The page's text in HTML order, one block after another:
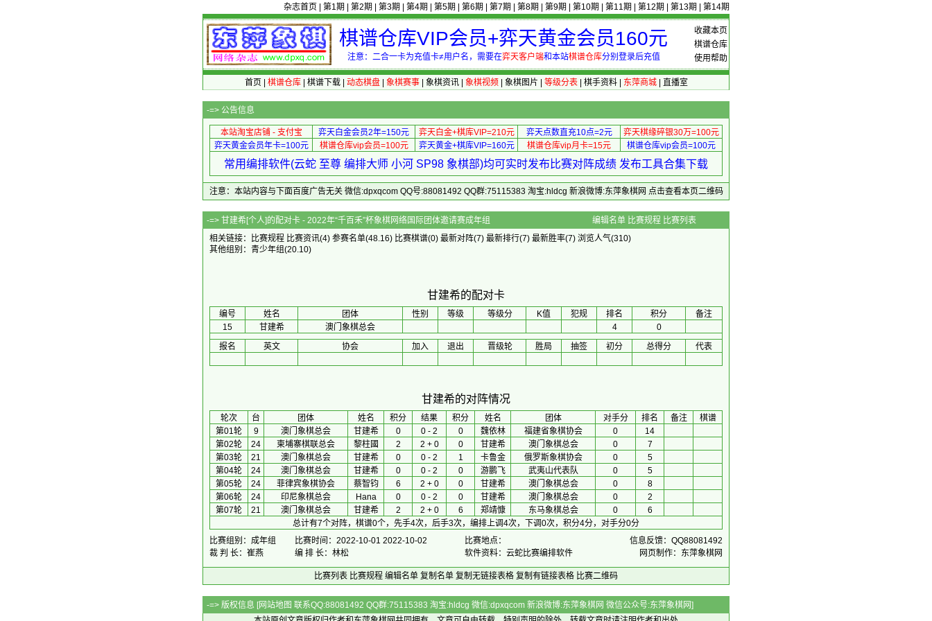
杂志首页 第1期 第2期 第3期 第4期 第5期 第6期 第7期 第8期 第9期 第10期 第11期 第12期 第13期 第14期
收藏本页
棋谱仓库
使用帮助
棋谱仓库VIP会员+弈天黄金会员160元
注意：二合一卡为充值卡≠用户名，需要在弈天客户端和本站棋谱仓库分别登录后充值
首页 棋谱仓库| 棋谱下载| 动态棋盘| 象棋赛事| 象棋资讯| 象棋视频 象棋图片 等级分表| 棋手资料| 东萍商城| 直播室
-=> 公告信息
本站淘宝店铺 - 支付宝 弈天白金会员2年=150元 弈天白金+棋库VIP=210元 弈天点数直充10点=2元
弈天棋缘碎银30万=100元
弈天黄金会员年卡=100元
棋谱仓库vip会员=100元 弈天黄金+棋库VIP=160元 棋谱仓库vip月卡=15元 棋谱仓库vip会员=100元
常用编排软件(云蛇 至尊 编排大师 小河 SP98 象棋部)均可实时发布比赛对阵成绩 发布工具合集下载
注意：本站内容与下面百度广告无关 微信:dpxqcom QQ号:88081492 QQ群:75115383 淘宝:hldcg 新浪微博:东萍象棋网 点击查看本页二维码
-=> 甘建希[个人]的配对卡 - 2022年“千百禾”杯象棋网络国际团体邀请赛成年组 编辑名单 比赛规程 比赛列表
相关链接：
比赛规程 比赛资讯(4) 参赛名单(48.16) 比赛棋谱(0) 最新对阵(7) 最新排行(7) 最新胜率(7) 浏览人气(310)
其他组别： 青少年组(20.10)
甘建希的配对卡
编号 姓名 团体 性别 等级 等级分 K值 犯规 排名 积分
备注
15
甘建希 澳门象棋总会 4
0
报名
英文 协会 加入 退出 晋级轮 胜局 抽签 初分 总得分 代表
甘建希的对阵情况
轮次 台 团体 姓名 积分 结果 积分 姓名 团体 对手分 排名 备注
棋谱
第01轮
9 澳门象棋总会 甘建希 0 0 - 2 0 魏依林 福建省象棋协会 0
14
第02轮
24 柬埔寨棋联总会 黎柱國 2 2 + 0 0 甘建希 澳门象棋总会 0
7
第03轮
21 澳门象棋总会 甘建希 0 0 - 2 1 卡鲁金 俄罗斯象棋协会 0
5
第04轮
24 澳门象棋总会 甘建希 0 0 - 2 0 游鹏飞 武夷山代表队 0
5
第05轮
24 菲律宾象棋协会 蔡智钧 6 2 + 0 0 甘建希 澳门象棋总会 0
8
第06轮
24 印尼象棋总会 Hana 0 0 - 2 0 甘建希 澳门象棋总会 0
2
第07轮
21 澳门象棋总会 甘建希 2 2 + 0 6 郑靖慷 东马象棋总会 0
6
总计有7个对阵，棋谱0个，先手4次，后手3次，编排上调4次，下调0次，积分4分，对手分0分
比赛组别：成年组
比赛时间：2022-10-01 2022-10-02 比赛地点：
信息反馈：QQ88081492
裁 判 长：崔燕
编 排 长：林松 软件资料：云蛇比赛编排软件 网页制作：东萍象棋网
比赛列表 比赛规程 编辑名单 复制名单 复制无链接表格 复制有链接表格 比赛二维码
-=> 版权信息 [网站地图 联系QQ:88081492 QQ群:75115383 淘宝:hldcg 微信:dpxqcom 新浪微博:东萍象棋网 微信公众号:东萍象棋网]